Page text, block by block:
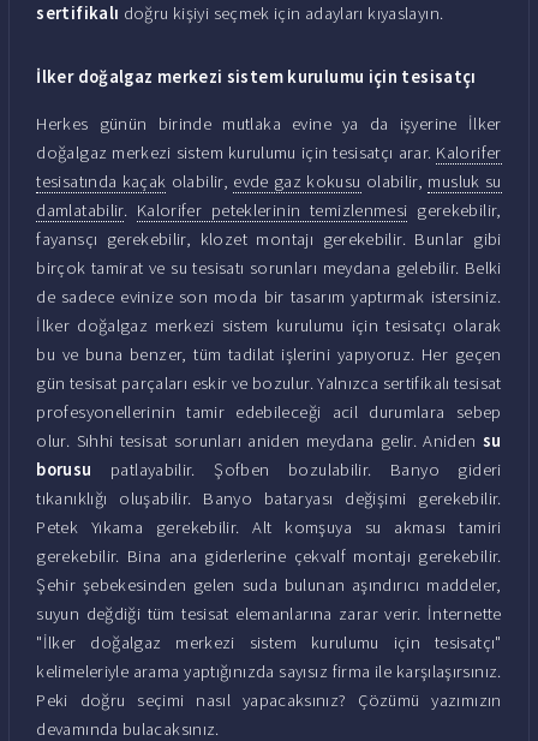
sertifikalı doğru kişiyi seçmek için adayları kıyaslayın.
İlker doğalgaz merkezi sistem kurulumu için tesisatçı
Herkes günün birinde mutlaka evine ya da işyerine İlker
doğalgaz merkezi sistem kurulumu için tesisatçı arar. Kalorifer
tesisatında kaçak olabilir, evde gaz kokusu olabilir, musluk su
damlatabilir. Kalorifer peteklerinin temizlenmesi gerekebilir,
fayansçı gerekebilir, klozet montajı gerekebilir. Bunlar gibi
birçok tamirat ve su tesisatı sorunları meydana gelebilir. Belki
de sadece evinize son moda bir tasarım yaptırmak istersiniz.
İlker doğalgaz merkezi sistem kurulumu için tesisatçı olarak
bu ve buna benzer, tüm tadilat işlerini yapıyoruz. Her geçen
gün tesisat parçaları eskir ve bozulur. Yalnızca sertifikalı tesisat
profesyonellerinin tamir edebileceği acil durumlara sebep
olur. Sıhhi tesisat sorunları aniden meydana gelir. Aniden su
borusu patlayabilir. Şofben bozulabilir. Banyo gideri
tıkanıklığı oluşabilir. Banyo bataryası değişimi gerekebilir.
Petek Yıkama gerekebilir. Alt komşuya su akması tamiri
gerekebilir. Bina ana giderlerine çekvalf montajı gerekebilir.
Şehir şebekesinden gelen suda bulunan aşındırıcı maddeler,
suyun değdiği tüm tesisat elemanlarına zarar verir. İnternette
"İlker doğalgaz merkezi sistem kurulumu için tesisatçı"
kelimeleriyle arama yaptığınızda sayısız firma ile karşılaşırsınız.
Peki doğru seçimi nasıl yapacaksınız? Çözümü yazımızın
devamında bulacaksınız.